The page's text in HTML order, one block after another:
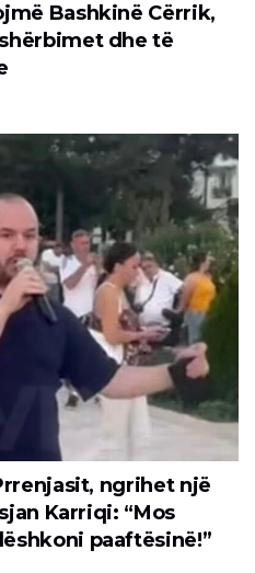
Bashkinë Cërrik,
dhe të
ngrihet një
Karriqi: “Mos
paaftësinë!”